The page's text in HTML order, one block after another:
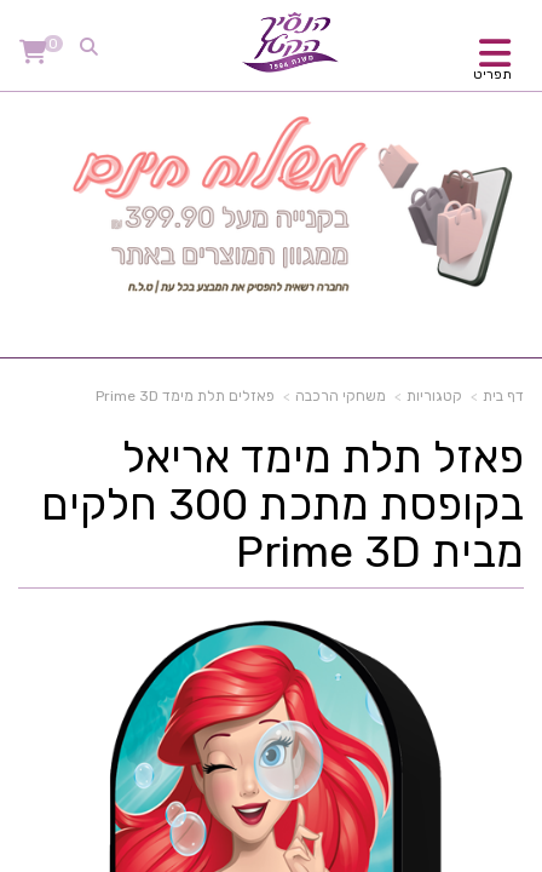
תפריט
0
דף בית קטגוריות משחקי הרכבה פאזלים תלת מימד Prime 3D
פאזל תלת מימד אריאל
בקופסת מתכת 300 חלקים
מבית Prime 3D